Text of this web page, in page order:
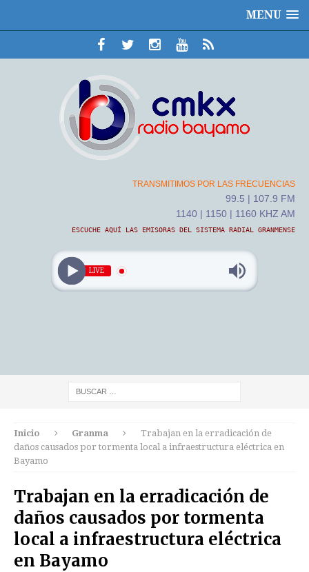
MENU
TRANSMITIMOS POR LAS FRECUENCIAS
99.5 | 107.9 FM
1140 | 1150 | 1160 KHZ AM
ESCUCHE AQUÍ LAS EMISORAS DEL SISTEMA RADIAL GRANMENSE
LIVE
Inicio Granma
Trabajan en la erradicación de
daños causados por tormenta local a infraestructura eléctrica en
Bayamo
Trabajan en la erradicación de
daños causados por tormenta
local a infraestructura eléctrica
en Bayamo